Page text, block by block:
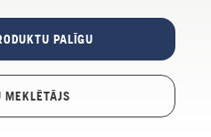
PALĪGU
MEKLĒTĀJS